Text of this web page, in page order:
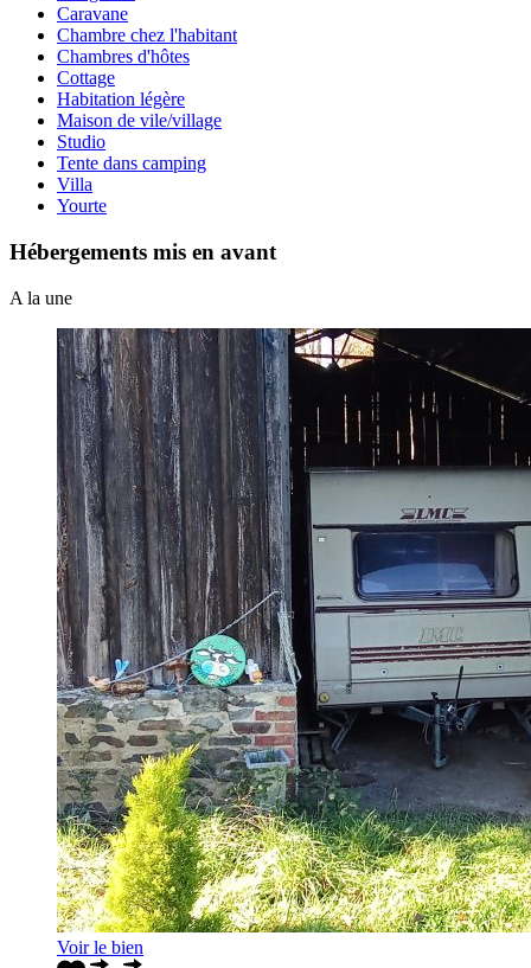
Caravane
Chambre chez l'habitant
Chambres d'hôtes
Cottage
Habitation légère
Maison de vile/village
Studio
Tente dans camping
Villa
Yourte
Hébergements mis en avant
A la une
Voir le bien